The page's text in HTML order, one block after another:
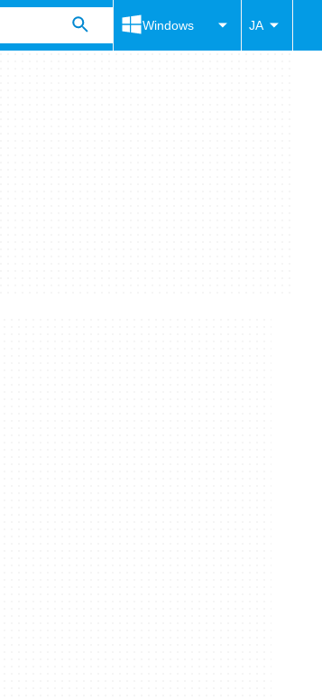
Windows JA